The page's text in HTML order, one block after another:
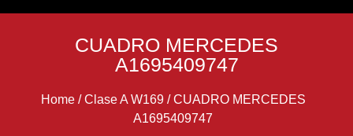
CUADRO MERCEDES
A1695409747
Home/Clase A W169/CUADRO MERCEDES
A1695409747